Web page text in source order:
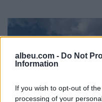
albeu.com - Do Not
Information
If you wish to opt-out of
processing of your
Shpërthen një dron i
paidentifikuar në Bullgari